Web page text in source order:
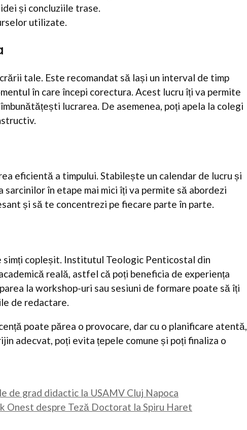
și concluziile trase.
utilizate.
tale. Este recomandat să lași un interval de timp
în care începi corectura. Acest lucru îți va permite
lucrarea. De asemenea, poți apela la colegi
eficientă a timpului. Stabilește un calendar de lucru și
în etape mai mici îți va permite să abordezi
și să te concentrezi pe fiecare parte în parte.
simți copleșit. Institutul Teologic Penticostal din
reală, astfel că poți beneficia de experiența
la workshop-uri sau sesiuni de formare poate să îți
de redactare.
poate părea o provocare, dar cu o planificare atentă,
adecvat, poți evita țepele comune și poți finaliza o
de grad didactic la USAMV Cluj Napoca
Onest despre Teză Doctorat la Spiru Haret